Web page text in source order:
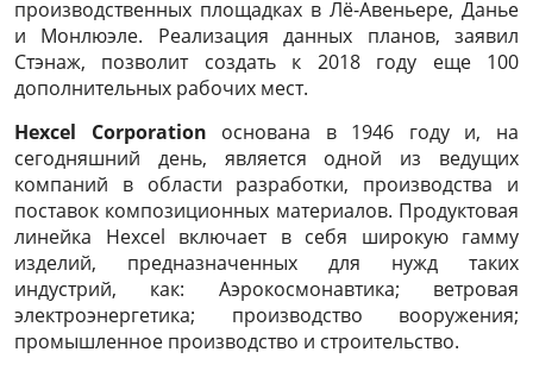
производственных площадках в Лё-Авеньере, Данье
и Монлюэле. Реализация данных планов, заявил
Стэнаж, позволит создать к 2018 году еще 100
дополнительных рабочих мест.
Hexcel Corporation основана в 1946 году и, на
сегодняшний день, является одной из ведущих
компаний в области разработки, производства и
поставок композиционных материалов. Продуктовая
линейка Hexсel включает в себя широкую гамму
изделий, предназначенных для нужд таких
индустрий, как: Аэрокосмонавтика; ветровая
электроэнергетика; производство вооружения;
промышленное производство и строительство.